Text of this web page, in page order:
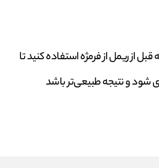
از ریمل از فرمژه استفاده کنید تا
شود و نتیجه طبیعی‌تر باشد